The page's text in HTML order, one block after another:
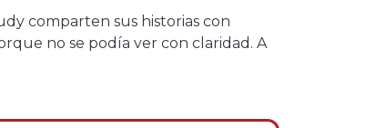
comparten sus historias con
no se podía ver con claridad. A